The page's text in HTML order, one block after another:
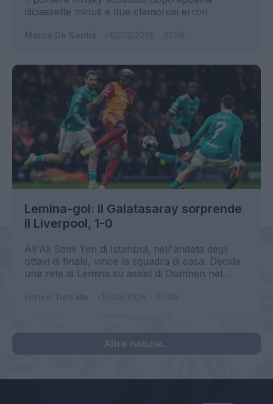
diciassette minuti e due clamorosi errori
Lemina-gol: il Galatasaray sorprende
il Liverpool, 1-0
All'Ali Sami Yen di Istanbul, nell'andata degli
ottavi di finale, vince la squadra di casa. Decide
una rete di Lemina su assist di Osimhen nel
Altre notizie...